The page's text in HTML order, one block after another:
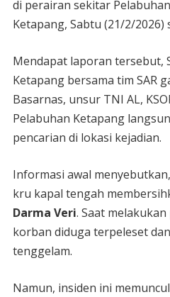
di perairan sekitar
Ketapang, Sabtu (21/2/2026)
Mendapat laporan tersebut,
Ketapang bersama tim SAR
Basarnas, unsur TNI AL,
Pelabuhan Ketapang
pencarian di lokasi kejadian.
Informasi awal
kru kapal tengah
Darma Veri. Saat
korban diduga terpeleset
tenggelam.
Namun, insiden ini